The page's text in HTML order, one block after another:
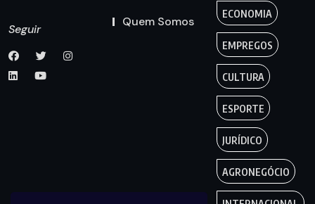
Seguir
Quem Somos
ECONOMIA
EMPREGOS
CULTURA
ESPORTE
JURÍDICO
AGRONEGÓCIO